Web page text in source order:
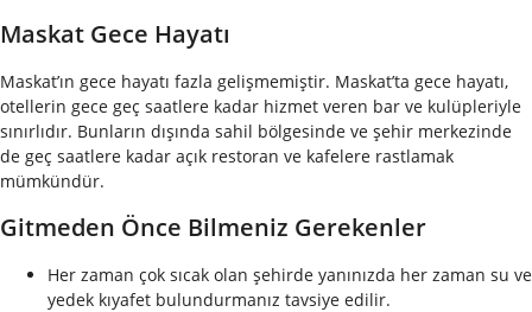
Maskat Gece Hayatı
Maskat’ın gece hayatı fazla gelişmemiştir. Maskat’ta gece hayatı,
otellerin gece geç saatlere kadar hizmet veren bar ve kulüpleriyle
sınırlıdır. Bunların dışında sahil bölgesinde ve şehir merkezinde
de geç saatlere kadar açık restoran ve kafelere rastlamak
mümkündür.
Gitmeden Önce Bilmeniz Gerekenler
Her zaman çok sıcak olan şehirde yanınızda her zaman su ve
yedek kıyafet bulundurmanız tavsiye edilir.